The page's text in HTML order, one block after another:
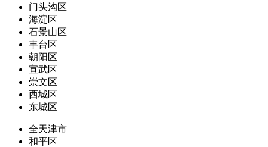
门头沟区
海淀区
石景山区
丰台区
朝阳区
宣武区
崇文区
西城区
东城区
全天津市
和平区